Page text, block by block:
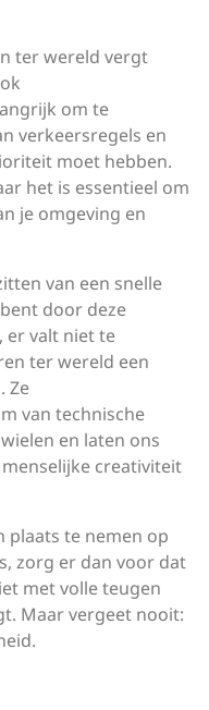
ter wereld vergt
om te
verkeersregels en
moet hebben.
het is essentieel om
je omgeving en
van een snelle
door deze
er valt niet te
ter wereld een
Ze
van technische
en laten ons
creativiteit
plaats te nemen op
zorg er dan voor dat
met volle teugen
Maar vergeet nooit: